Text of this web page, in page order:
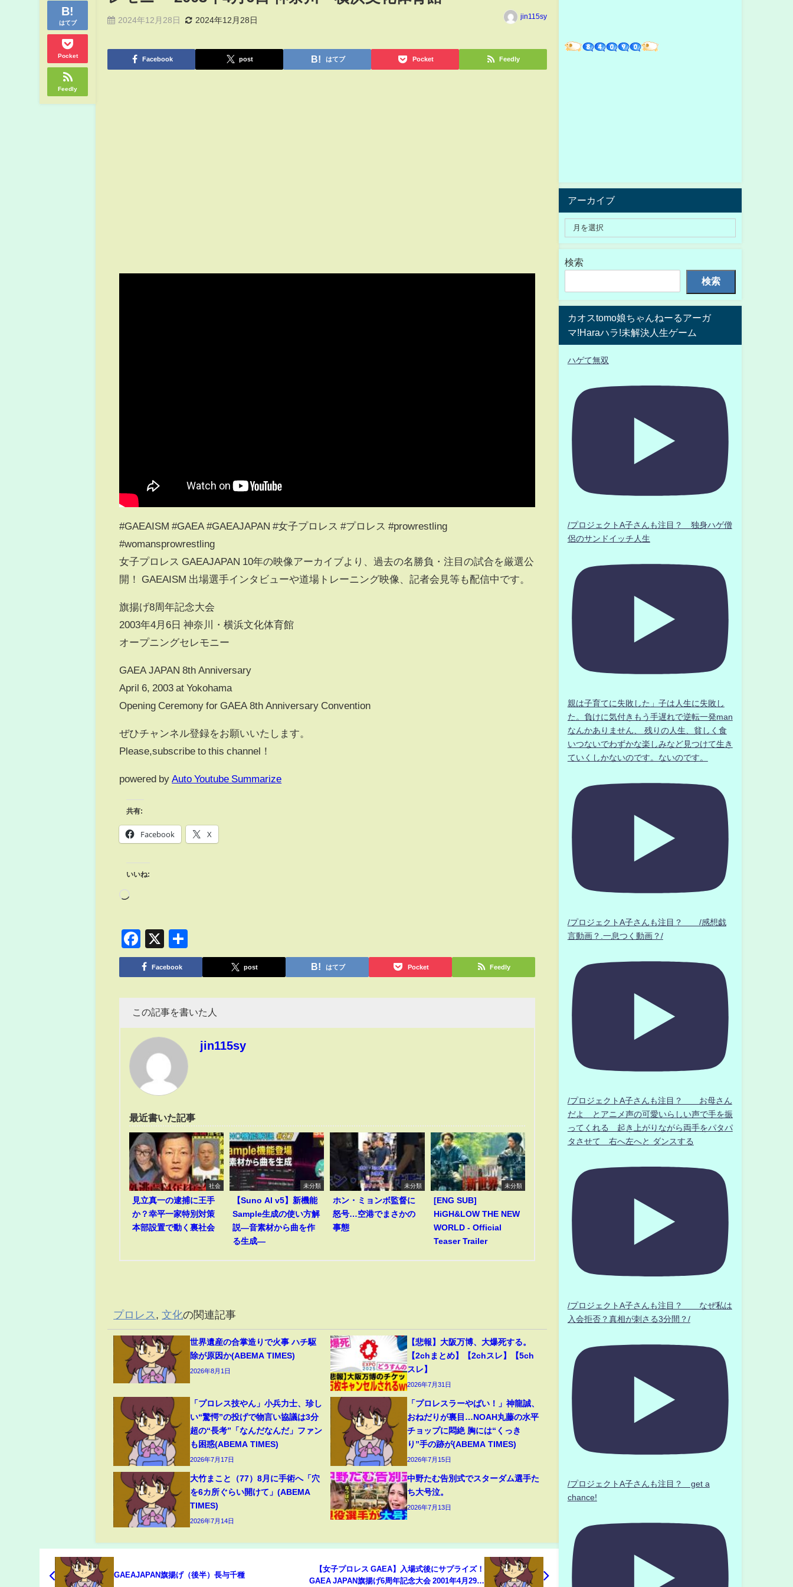
はてブ
Pocket
Feedly
2024年12月28日 2024年12月28日 jin115sy
Facebook post はてブ Pocket Feedly
#GAEAISM #GAEA #GAEAJAPAN #女子プロレス #プロレス #prowrestling
#womansprowrestling
女子プロレス GAEAJAPAN 10年の映像アーカイブより、過去の名勝負・注目の試合を厳選公
開！ GAEAISM 出場選手インタビューや道場トレーニング映像、記者会見等も配信中です。
旗揚げ8周年記念大会
2003年4月6日 神奈川・横浜文化体育館
オープニングセレモニー
GAEA JAPAN 8th Anniversary
April 6, 2003 at Yokohama
Opening Ceremony for GAEA 8th Anniversary Convention
ぜひチャンネル登録をお願いいたします。
Please,subscribe to this channel！
powered by Auto Youtube Summarize
共有:
Facebook X
いいね:
Facebook
X
有
Facebook post はてブ Pocket Feedly
この記事を書いた人
jin115sy
最近書いた記事
社会
見立真一の逮捕に王手
か？幸平一家特別対策
本部設置で動く裏社会
未分類
【Suno AI v5】新機能
Sample生成の使い方解
説―音素材から曲を作
る生成―
未分類
ホン・ミョンボ監督に
怒号…空港でまさかの
事態
未分類
[ENG SUB]
HiGH&LOW THE NEW
WORLD - Official
Teaser Trailer
プロレス ,文化の関連記事
世界遺産の合掌造りで火事 ハチ駆
除が原因か(ABEMA TIMES)
2026年8月1日
【悲報】大阪万博、大爆死する。
【2chまとめ】【2chスレ】【5ch
スレ】
2026年7月31日
「プロレス技やん」小兵力士、珍し
い“驚愕”の投げで物言い協議は3分
超の“長考”「なんだなんだ」ファン
も困惑(ABEMA TIMES)
2026年7月17日
「プロレスラーやばい！」神龍誠、
おねだりが裏目…NOAH丸藤の水平
チョップに悶絶 胸には“くっき
り”手の跡が(ABEMA TIMES)
2026年7月15日
大竹まこと（77）8月に手術へ「穴
を6カ所ぐらい開けて」(ABEMA
TIMES)
2026年7月14日
中野たむ告別式でスターダム選手た
ち大号泣。
2026年7月13日
GAEAJAPAN旗揚げ（後半）長与千種
【女子プロレス GAEA】入場式後にサプライズ！
GAEA JAPAN旗揚げ6周年記念大会 2001年4月29日
アーカイブ
検索
検索
カオスtomo娘ちゃんねーるアーガ
マ!Haraハラ!未解決人生ゲーム
ハゲて無双
/プロジェクトA子さんも注目？ 独身ハゲ僧
侶のサンドイッチ人生
親は子育てに失敗した」子は人生に失敗し
た。負けに気付きもう手遅れで逆転一発man
なんかありません、 残りの人生、貧しく食
いつないでわずかな楽しみなど見つけて生き
ていくしかないのです。ないのです。
/プロジェクトA子さんも注目？ /感想戯
言動画？.一息つく動画？/
/プロジェクトA子さんも注目？ お母さん
だよ とアニメ声の可愛いらしい声で手を振
ってくれる 起き上がりながら両手をパタパ
タさせて 右へ左へと ダンスする
/プロジェクトA子さんも注目？ なぜ私は
入会拒否？真相が刺さる3分間？/
/プロジェクトA子さんも注目？ get a
chance!